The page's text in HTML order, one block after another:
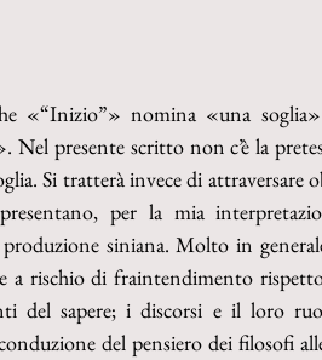
«“Inizio”» nomina «una
presente scritto non c’è la
Si tratterà invece di attraversare
per la mia
siniana. Molto in
e a rischio di fraintendimento
del sapere; i discorsi e il loro
del pensiero dei filosofi